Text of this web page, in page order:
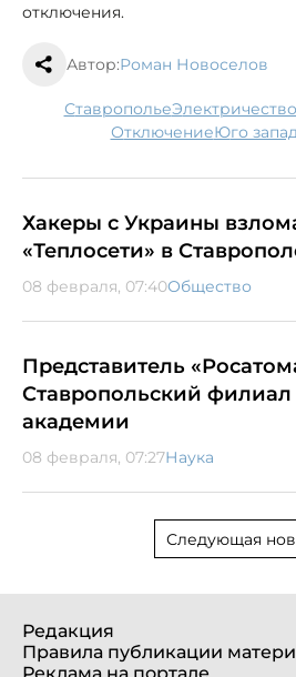
отключения.
Автор:Роман Новоселов
Ставрополье электричество
отключение
юго
Хакеры с Украины
«Теплосети» в
08 февраля, 07:40Общество
Представитель
Ставропольский
академии
08 февраля, 07:27Наука
Следующая
Редакция
Правила публикации
Реклама на портале